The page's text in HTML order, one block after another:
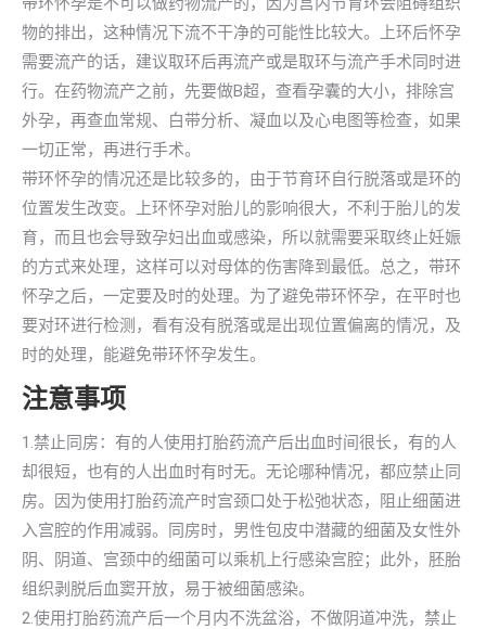
物的排出，这种情况下流不干净的可能性比较大。上环后怀孕
需要流产的话，建议取环后再流产或是取环与流产手术同时进
行。在药物流产之前，先要做B超，查看孕囊的大小，排除宫
外孕，再查血常规、白带分析、凝血以及心电图等检查，如果
一切正常，再进行手术。
带环怀孕的情况还是比较多的，由于节育环自行脱落或是环的
位置发生改变。上环怀孕对胎儿的影响很大，不利于胎儿的发
育，而且也会导致孕妇出血或感染，所以就需要采取终止妊娠
的方式来处理，这样可以对母体的伤害降到最低。总之，带环
怀孕之后，一定要及时的处理。为了避免带环怀孕，在平时也
要对环进行检测，看有没有脱落或是出现位置偏离的情况，及
时的处理，能避免带环怀孕发生。
注意事项
1.禁止同房：有的人使用打胎药流产后出血时间很长，有的人
却很短，也有的人出血时有时无。无论哪种情况，都应禁止同
房。因为使用打胎药流产时宫颈口处于松弛状态，阻止细菌进
入宫腔的作用减弱。同房时，男性包皮中潜藏的细菌及女性外
阴、阴道、宫颈中的细菌可以乘机上行感染宫腔；此外，胚胎
组织剥脱后血窦开放，易于被细菌感染。
2.使用打胎药流产后一个月内不洗盆浴，不做阴道冲洗，禁止